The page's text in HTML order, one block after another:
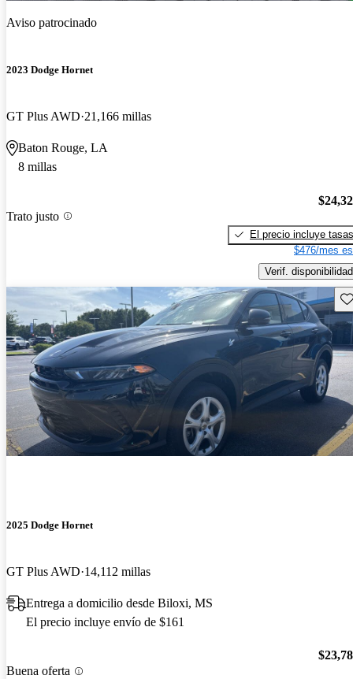
Aviso patrocinado
2023 Dodge Hornet
GT Plus AWD 21,166 millas
Baton Rouge, LA
8 millas
Trato justo
El precio incluye tasas
$476/mes
Verif. disponibilidad
2025 Dodge Hornet
GT Plus AWD 14,112 millas
Entrega a domicilio desde Biloxi, MS
El precio incluye envío de $161
Buena oferta